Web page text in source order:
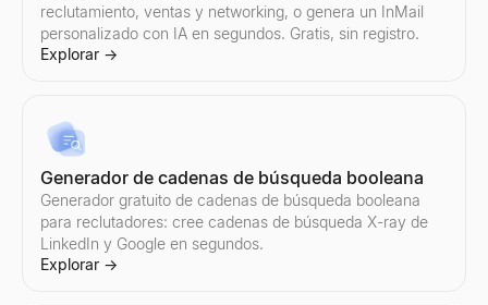
reclutamiento, ventas y networking, o genera un InMail
personalizado con IA en segundos. Gratis, sin registro.
Explorar →
Generador de cadenas de búsqueda booleana
Generador gratuito de cadenas de búsqueda booleana
para reclutadores: cree cadenas de búsqueda X-ray de
LinkedIn y Google en segundos.
Explorar →